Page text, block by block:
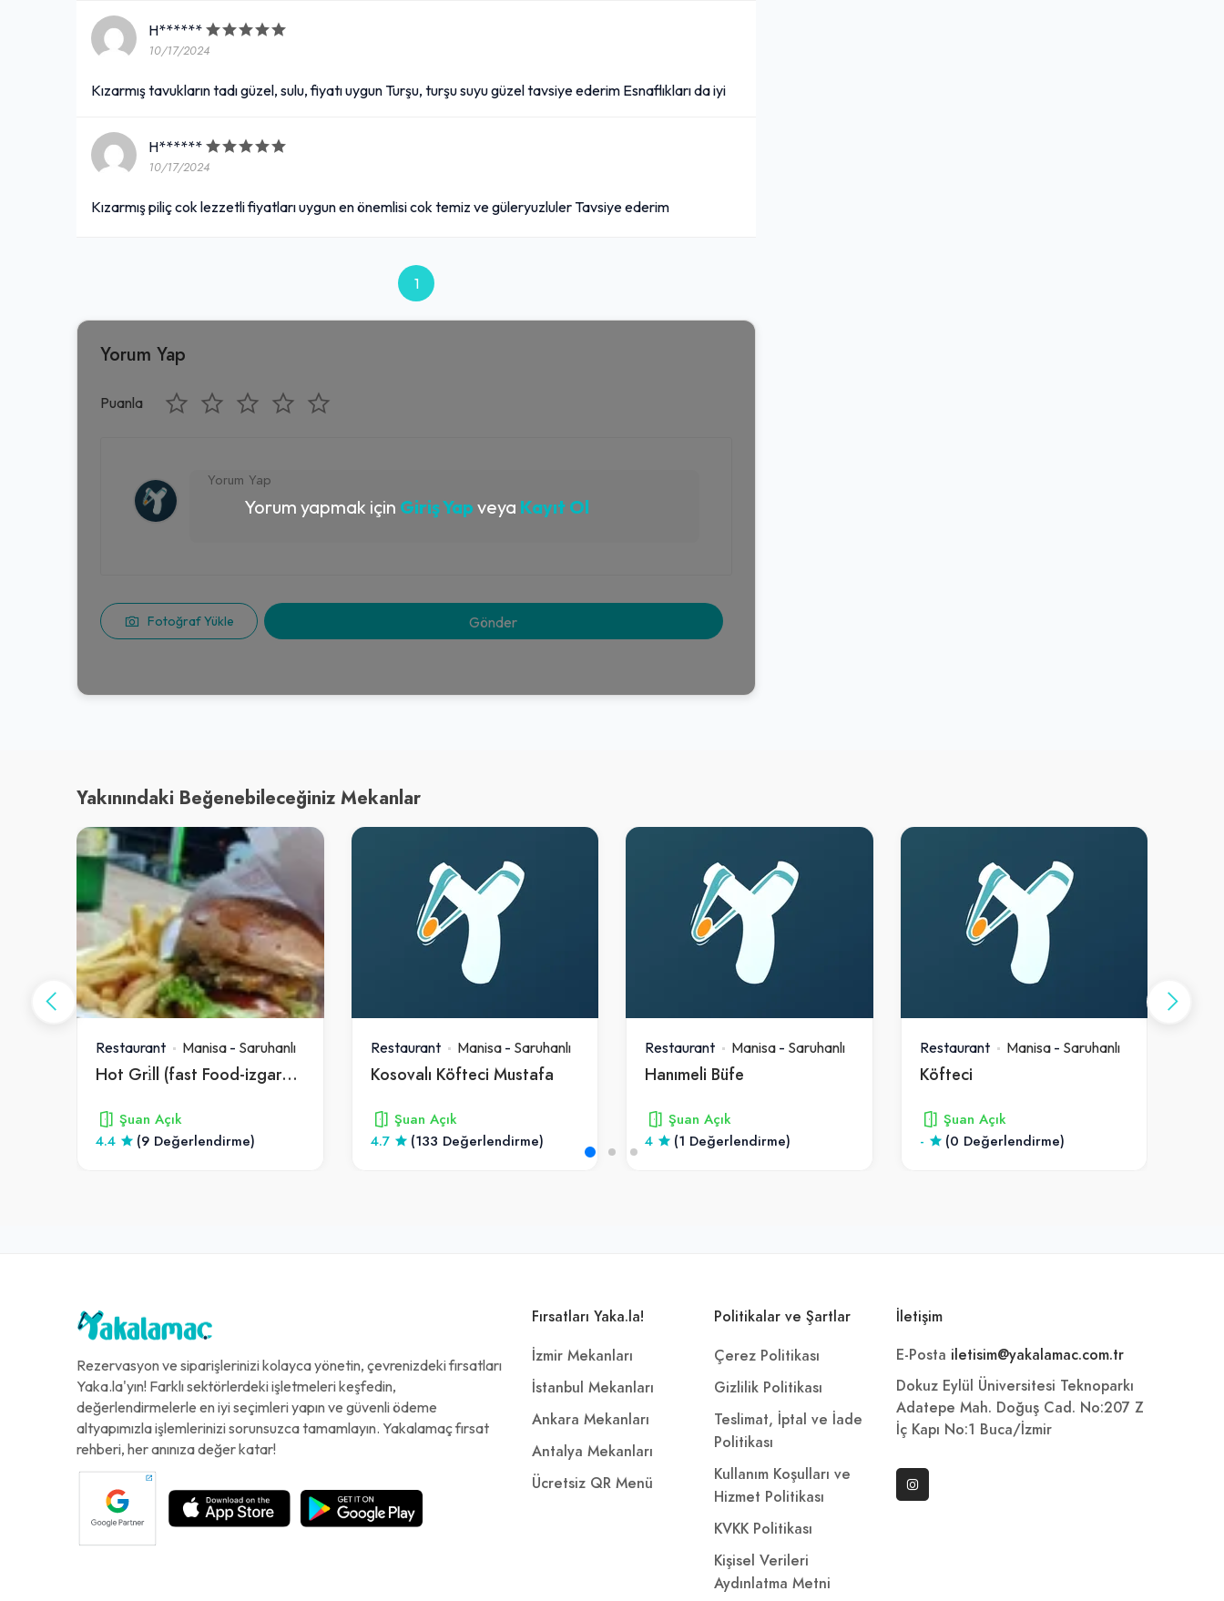
H******
10/17/2024
Kızarmış tavukların tadı güzel, sulu, fiyatı uygun Turşu, turşu suyu güzel tavsiye ederim Esnaflıkları da iyi
H******
10/17/2024
Kızarmış piliç cok lezzetli fiyatları uygun en önemlisi cok temiz ve güleryuzluler Tavsiye ederim
1
Yorum Yap
Puanla
Fotoğraf Yükle
Yorum yapmak için Giriş Yap veya Kayıt Ol
Yakınındaki Beğenebileceğiniz Mekanlar
Restaurant Manisa - Saruhanlı
Hot Gri̇ll (fast Food-izgara Pişirim)
Şuan Açık
4.4
(9 Değerlendirme)
Restaurant Manisa- Saruhanlı
Kosovalı Köfteci Mustafa
Şuan Açık
4.7
(133 Değerlendirme)
Restaurant Manisa - Saruhanlı
Hanımeli Büfe
Şuan Açık
4
(1 Değerlendirme)
Restaurant Manisa- Saruhanlı
Köfteci
Şuan Açık
-
(0 Değerlendirme)
Rezervasyon ve siparişlerinizi kolayca yönetin, çevrenizdeki fırsatları
Yaka.la'yın! Farklı sektörlerdeki işletmeleri keşfedin,
değerlendirmelerle en iyi seçimleri yapın ve güvenli ödeme
altyapımızla işlemlerinizi sorunsuzca tamamlayın. Yakalamaç fırsat
rehberi, her anınıza değer katar!
Fırsatları Yaka.la!
İzmir Mekanları
İstanbul Mekanları
Ankara Mekanları
Antalya Mekanları
Ücretsiz QR Menü
Politikalar ve Şartlar
Çerez Politikası
Gizlilik Politikası
Teslimat, İptal ve İade
Politikası
Kullanım Koşulları ve
Hizmet Politikası
KVKK Politikası
Kişisel Verileri
Aydınlatma Metni
İletişim
E-Posta iletisim@yakalamac.com.tr
Dokuz Eylül Üniversitesi Teknoparkı
Adatepe Mah. Doğuş Cad. No:207 Z
İç Kapı No:1 Buca/İzmir